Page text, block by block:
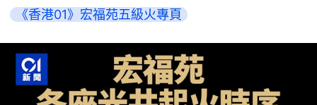
《香港01》宏福苑五級火專頁